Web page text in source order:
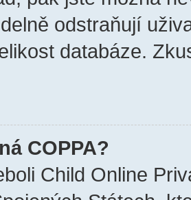
odstraňují
databáze.
COPPA?
Child Online